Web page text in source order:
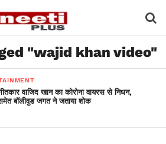
"wajid khan video"
वाजिद खान का कोरोना वायरस से निधन,
बॉलीवुड जगत ने जताया शोक